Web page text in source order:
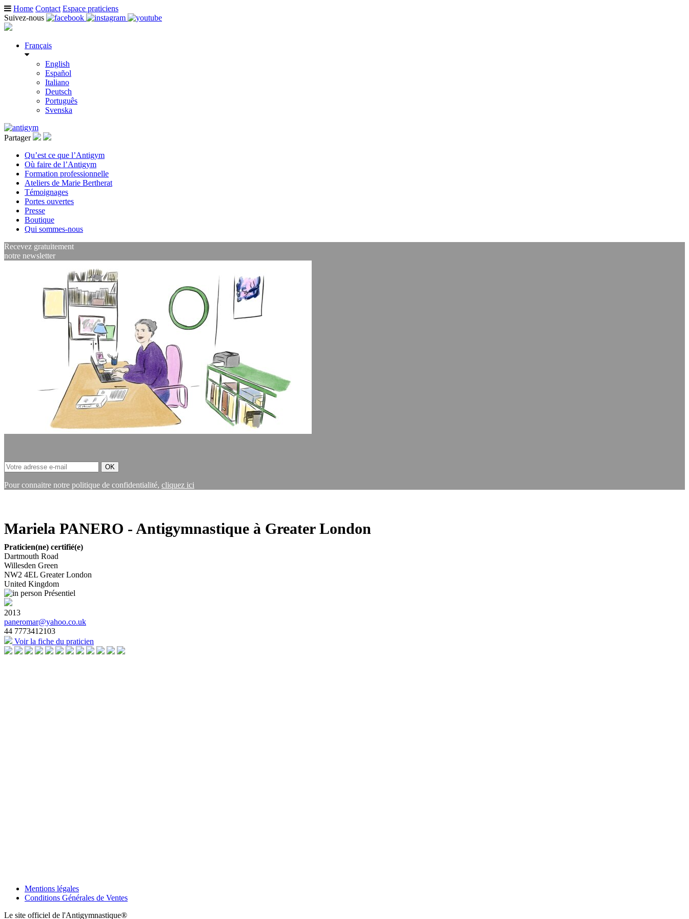
Home Contact Espace praticiens
Suivez-nous
Français
English
Español
Italiano
Deutsch
Português
Svenska
Partager
Qu’est ce que l’Antigym
Où faire de l’Antigym
Formation professionnelle
Ateliers de Marie Bertherat
Témoignages
Portes ouvertes
Presse
Boutique
Qui sommes-nous
Recevez gratuitement
notre newsletter
Pour connaitre notre politique de confidentialité, cliquez ici
Mariela PANERO - Antigymnastique à Greater London
Praticien(ne) certifié(e)
Dartmouth Road
Willesden Green
NW2 4EL Greater London
United Kingdom
Présentiel
2013
paneromar@yahoo.co.uk
44 7773412103
Voir la fiche du praticien
Mentions légales
Conditions Générales de Ventes
Le site officiel de l'Antigymnastique®